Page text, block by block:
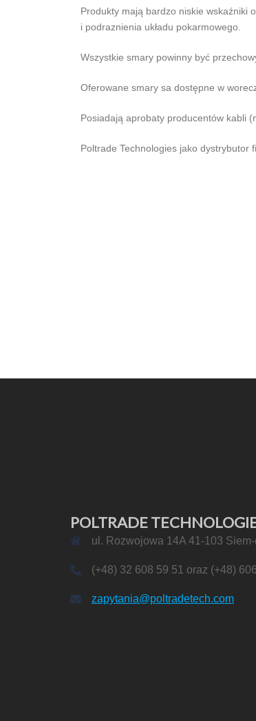
Produkty mają bardzo niskie wskaźniki
i podraznienia układu pokarmowego.
Wszystkie smary powinny być
Oferowane smary sa dostępne w
Posiadają aprobaty producentów kabli
Poltrade Technologies jako dystrybutor
POLTRADE
ul. Rozwojowa 14A 41-103
(+48) 32 608 59 51 oraz (+48)
zapytania@poltradetech.com